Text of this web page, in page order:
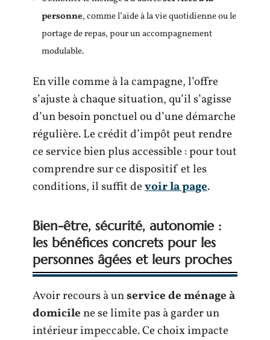
personne, comme l’aide à la vie quotidienne ou le
portage de repas, pour un accompagnement
modulable.
En ville comme à la campagne, l’offre
s’ajuste à chaque situation, qu’il s’agisse
d’un besoin ponctuel ou d’une démarche
régulière. Le crédit d’impôt peut rendre
ce service bien plus accessible : pour tout
comprendre sur ce dispositif et les
conditions, il suffit devoir la page.
Bien-être, sécurité, autonomie :
les bénéfices concrets pour les
personnes âgées et leurs proches
Avoir recours à unservice de ménage à
domicilene se limite pas à garder un
intérieur impeccable. Ce choix impacte